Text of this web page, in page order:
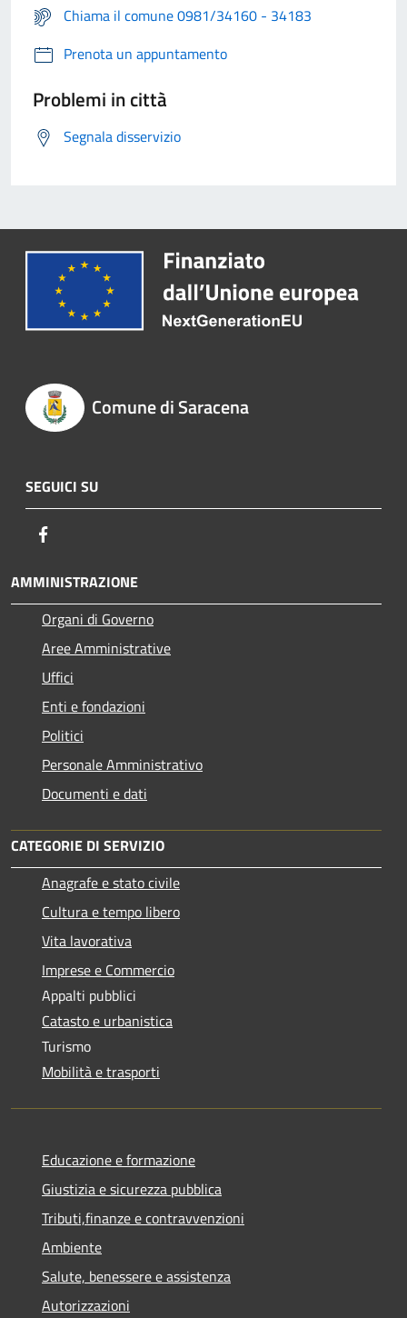
Chiama il comune 0981/34160 - 34183
Prenota un appuntamento
Problemi in città
Segnala disservizio
Comune di Saracena
SEGUICI SU
AMMINISTRAZIONE
Organi di Governo
Aree Amministrative
Uffici
Enti e fondazioni
Politici
Personale Amministrativo
Documenti e dati
CATEGORIE DI SERVIZIO
Anagrafe e stato civile
Cultura e tempo libero
Vita lavorativa
Imprese e Commercio
Appalti pubblici
Catasto e urbanistica
Turismo
Mobilità e trasporti
Educazione e formazione
Giustizia e sicurezza pubblica
Tributi,finanze e contravvenzioni
Ambiente
Salute, benessere e assistenza
Autorizzazioni